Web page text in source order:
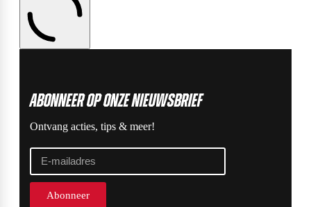
ABonneer op onze nieuwsbrief
Ontvang acties, tips & meer!
Abonneer